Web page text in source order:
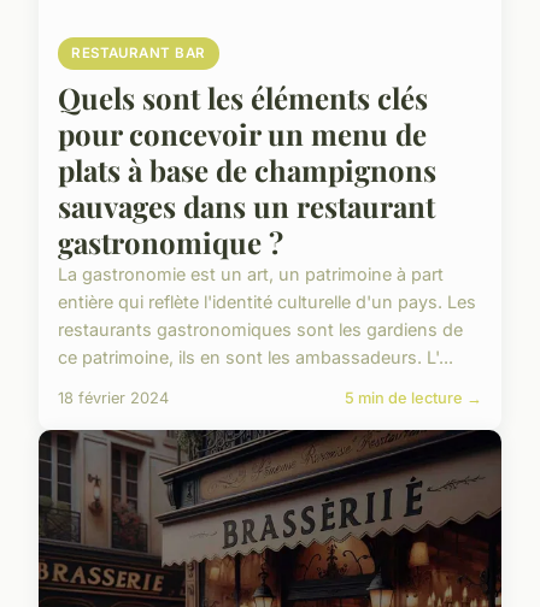
RESTAURANT BAR
Quels sont les éléments clés
pour concevoir un menu de
plats à base de champignons
sauvages dans un restaurant
gastronomique ?
La gastronomie est un art, un patrimoine à part
entière qui reflète l'identité culturelle d'un pays. Les
restaurants gastronomiques sont les gardiens de
ce patrimoine, ils en sont les ambassadeurs. L'...
18 février 2024 5 min de lecture →